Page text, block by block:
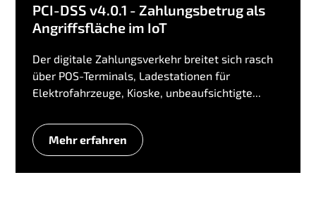
PCI-DSS v4.0.1 - Zahlungsbetrug als
Angriffsfläche im IoT
Der digitale Zahlungsverkehr breitet sich rasch
über POS-Terminals, Ladestationen für
Elektrofahrzeuge, Kioske, unbeaufsichtigte...
Mehr erfahren